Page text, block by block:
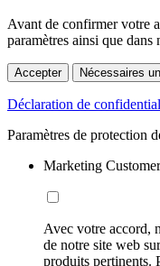
Avant de confirmer votre
paramètres ainsi que dans
Accepter Nécessaires
Déclaration de
Paramètres de protection
Marketing
Avec votre accord,
de notre site web
produits pertinents.